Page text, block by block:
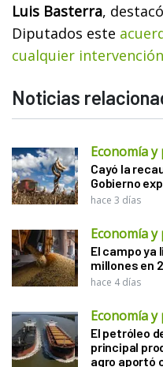
Luis Basterra,
Diputados este
cualquier
Noticias
Economía y
Cayó la
Gobierno
hace 3 días
Economía y
El campo ya
millones en
hace 4 días
Economía y
El petróleo
principal
agro aportó